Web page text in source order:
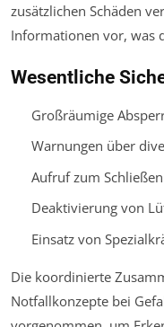
zusätzlichen Schäden
Informationen vor, was
Wesentliche
Großräumige
Warnungen über
Aufruf zum
Deaktivierung von
Einsatz von
Die koordinierte
Notfallkonzepte bei